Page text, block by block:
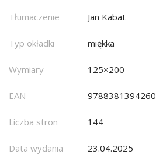
Tłumaczenie Jan Kabat
Typ okładki miękka
Wymiary 125×200
EAN 9788381394260
Liczba stron 144
Data wydania 23.04.2025